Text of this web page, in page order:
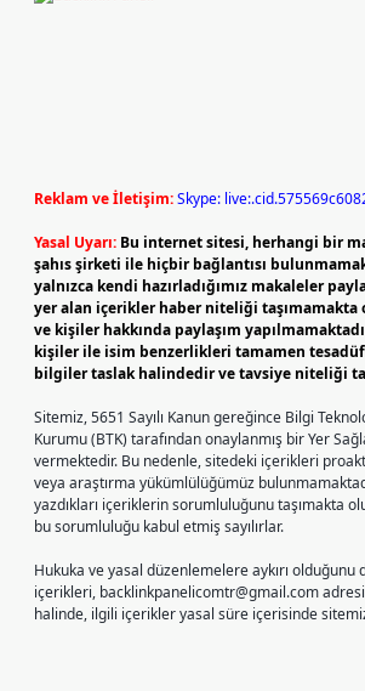
Reklam ve İletişim:Skype:
Yasal Uyarı: Bu internet sitesi, herhangi bir
şahıs şirketi ile hiçbir bağlantısı
yalnızca kendi hazırladığımız makaleler
yer alan içerikler haber niteliği taşımamakta
ve kişiler hakkında paylaşım
kişiler ile isim benzerlikleri tamamen
bilgiler taslak halindedir ve tavsiye niteliği
Sitemiz, 5651 Sayılı Kanun gereğince Bilgi
Kurumu (BTK) tarafından onaylanmış bir Yer
vermektedir. Bu nedenle, sitedeki içerikleri
veya araştırma yükümlülüğümüz
yazdıkları içeriklerin sorumluluğunu taşımakta
bu sorumluluğu kabul etmiş sayılırlar.
Hukuka ve yasal düzenlemelere aykırı olduğunu
içerikleri, backlinkpanelicomtr@gmail.com
halinde, ilgili içerikler yasal süre içerisinde